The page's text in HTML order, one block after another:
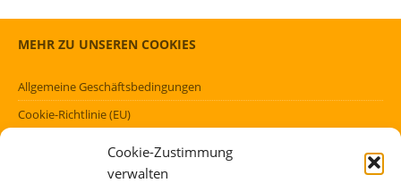
Cookie-Zustimmung
verwalten
MEHR ZU UNSEREN COOKIES
Allgemeine Geschäftsbedingungen
Cookie-Richtlinie (EU)